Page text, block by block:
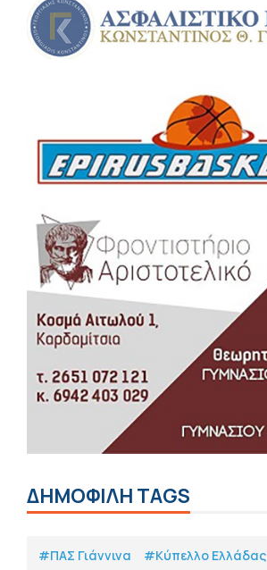
ΔΗΜΟΦΙΛΗ TAGS
#ΠΑΣ Γιάννινα
#Κύπελλο Ελλάδας